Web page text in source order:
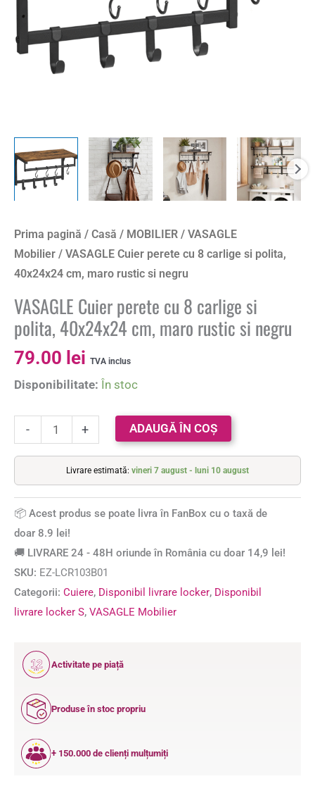
Prima pagină / Casă / MOBILIER / VASAGLE
Mobilier / VASAGLE Cuier perete cu 8 carlige si polita,
40x24x24 cm, maro rustic si negru
VASAGLE Cuier perete cu 8 carlige si
polita, 40x24x24 cm, maro rustic si negru
79.00 lei TVA inclus
Disponibilitate: În stoc
-
polita,
40x24x24
cm,
+ ADAUGĂ ÎN COȘ
Livrare estimată: vineri 7 august - luni 10 august
📦 Acest produs se poate livra în FanBox cu o taxă de
doar 8.9 lei!
🚚 LIVRARE 24 - 48H oriunde în România cu doar 14,9 lei!
SKU: EZ-LCR103B01
Categorii: Cuiere, Disponibil livrare locker, Disponibil
livrare locker S, VASAGLE Mobilier
12
ANI
Activitate pe piață
Produse în stoc propriu
+ 150.000 de clienți mulțumiți